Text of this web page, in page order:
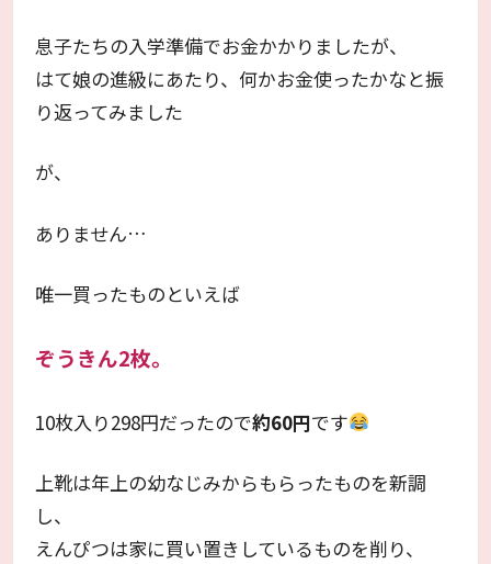
息子たちの入学準備でお金かかりましたが、
はて娘の進級にあたり、何かお金使ったかなと振
り返ってみました
が、
ありません…
唯一買ったものといえば
ぞうきん2枚。
10枚入り298円だったので約60円です
上靴は年上の幼なじみからもらったものを新調
し、
えんぴつは家に買い置きしているものを削り、